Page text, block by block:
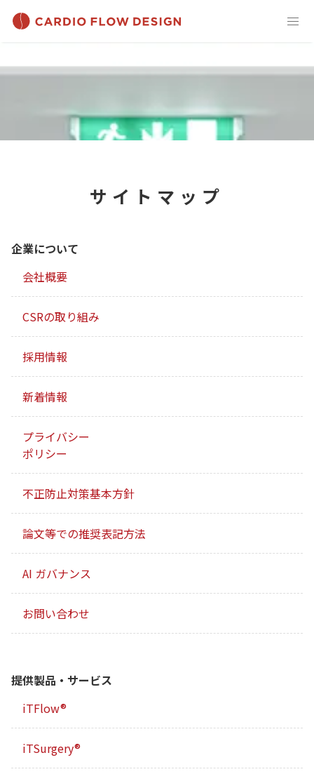
サイトマップ
企業について
会社概要
CSRの取り組み
採用情報
新着情報
プライバシー
ポリシー
不正防止対策基本方針
論文等での推奨表記方法
AI ガバナンス
お問い合わせ
提供製品・サービス
iTFlow®
iTSurgery®